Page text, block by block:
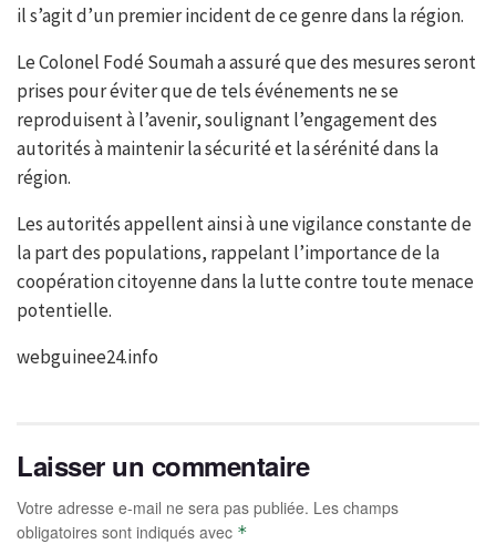
il s’agit d’un premier incident de ce genre dans la région.
Le Colonel Fodé Soumah a assuré que des mesures seront
prises pour éviter que de tels événements ne se
reproduisent à l’avenir, soulignant l’engagement des
autorités à maintenir la sécurité et la sérénité dans la
région.
Les autorités appellent ainsi à une vigilance constante de
la part des populations, rappelant l’importance de la
coopération citoyenne dans la lutte contre toute menace
potentielle.
webguinee24.info
Laisser un commentaire
Votre adresse e-mail ne sera pas publiée. Les champs
obligatoires sont indiqués avec *